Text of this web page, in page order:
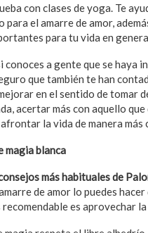
con clases de yoga. Te
para el amarre de amor,
para tu vida en
conoces a gente que se haya
que también te han
en el sentido de tomar
acertar más con aquello
la vida de manera más
magia blanca
más habituales de
de amor lo puedes
es aprovechar